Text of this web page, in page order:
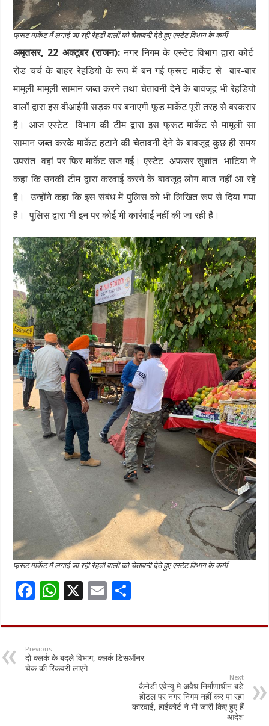
फ्रूट मार्केट में लगाई जा रही रेहडी वालों को चेतावनी देते हुए एस्टेट विभाग के कर्मी
अमृतसर, 22 अक्टूबर (राजन):नगर निगम के एस्टेट विभाग द्वारा कोर्ट
रोड चर्च के बाहर रेहडियो के रूप में बन गई फ्रूट मार्केट से बार-बार
मामूली मामूली सामान जब्त करने तथा चेतावनी देने के बावजूद भी रेहडियो
वालों द्वारा इस वीआईपी सड़क पर बनाएगी फूड मार्केट पूरी तरह से बरकरार
है। आज एस्टेट विभाग की टीम द्वारा इस फ्रूट मार्केट से मामूली सा
सामान जब्त करके मार्केट हटाने की चेतावनी देने के बावजूद कुछ ही समय
उपरांत वहां पर फिर मार्केट सज गई। एस्टेट अफसर सुशांत भाटिया ने
कहा कि उनकी टीम द्वारा करवाई करने के बावजूद लोग बाज नहीं आ रहे
है। उन्होंने कहा कि इस संबंध में पुलिस को भी लिखित रूप से दिया गया
है। पुलिस द्वारा भी इन पर कोई भी कार्रवाई नहीं की जा रही है।
फ्रूट मार्केट में लगाई जा रही रेहडी वालों को चेतावनी देते हुए एस्टेट विभाग के कर्मी
F
e
b
o
W
at
sA
p
X
E
ai
l
ar
e
Previous
दो क्लर्क के बदले विभाग, क्लर्क डिसऑनर
चेक की रिकवरी लाएंगे
Next
कैनेडी एवेन्यू मे अवैध निर्माणाधीन बड़े
होटल पर नगर निगम नहीं कर पा रहा
कारवाई, हाईकोर्ट ने भी जारी किए हुए हैं
आदेश